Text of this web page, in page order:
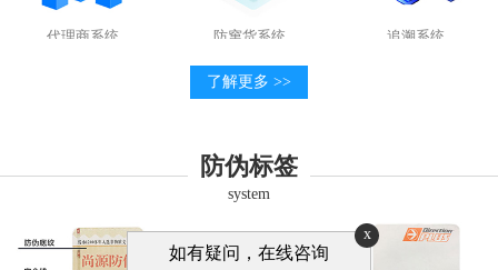
代理商系统 防窜货系统 追溯系统
了解更多 >>
防伪标签
system
x
如有疑问，在线咨询